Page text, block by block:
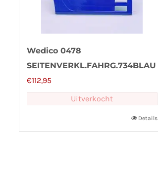
Wedico 0478
SEITENVERKL.FAHRG.734BLAU
€112,95
Uitverkocht
Details